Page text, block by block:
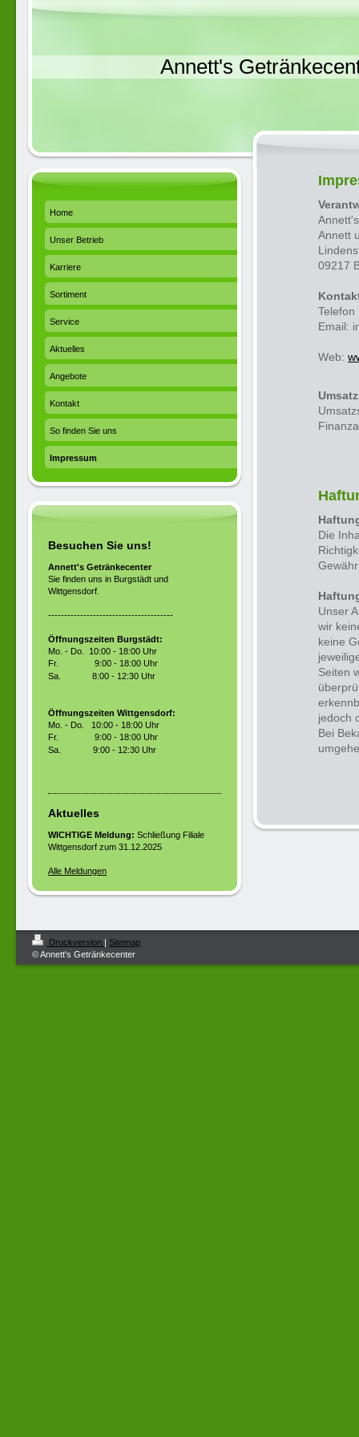
Annett's
Annett
09217
Telefon
Email:
Web:
Die
Unser
wir
keine
Seiten
jedoch
Bei
Home
Unser Betrieb
Karriere
Sortiment
Service
Aktuelles
Angebote
Kontakt
So finden Sie uns
Impressum
Besuchen Sie uns!
Annett's Getränkecenter
Sie finden uns in Burgstädt und
Wittgensdorf.
---------------------------------------
Öffnungszeiten Burgstädt:
Mo. - Do. 10:00 - 18:00 Uhr
Fr.
9:00 - 18:00 Uhr
Sa.
8:00 - 12:30 Uhr
Öffnungszeiten Wittgensdorf:
Mo. - Do. 10:00 - 18:00 Uhr
Fr. 9:00 - 18:00 Uhr
Sa.
9:00 - 12:30 Uhr
Aktuelles
WICHTIGE Meldung: Schließung Filiale
Wittgensdorf zum 31.12.2025
Alle Meldungen
Druckversion | Sitemap
© Annett's Getränkecenter